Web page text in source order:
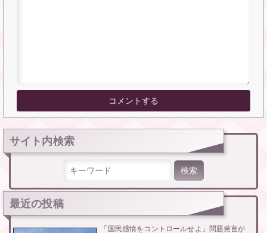
サイト内検索
最近の投稿
「国民感情をコントロールせよ」問題発言が